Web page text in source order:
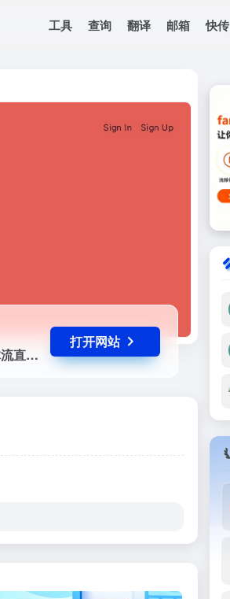
工具 查询 翻译 邮箱 快传
TuneIn官网，收听免费网络电台，新闻，体育，音乐，有声电子书和播客。媒体流直播 CNN，FOX News 电台和 MSNBC。另外还有 100，000 个 AM/FM 广播电台，提供音乐，新闻和本地体育谈话等特色内容。
打开网站
，FOX News 电台和 MSNBC。另外还有